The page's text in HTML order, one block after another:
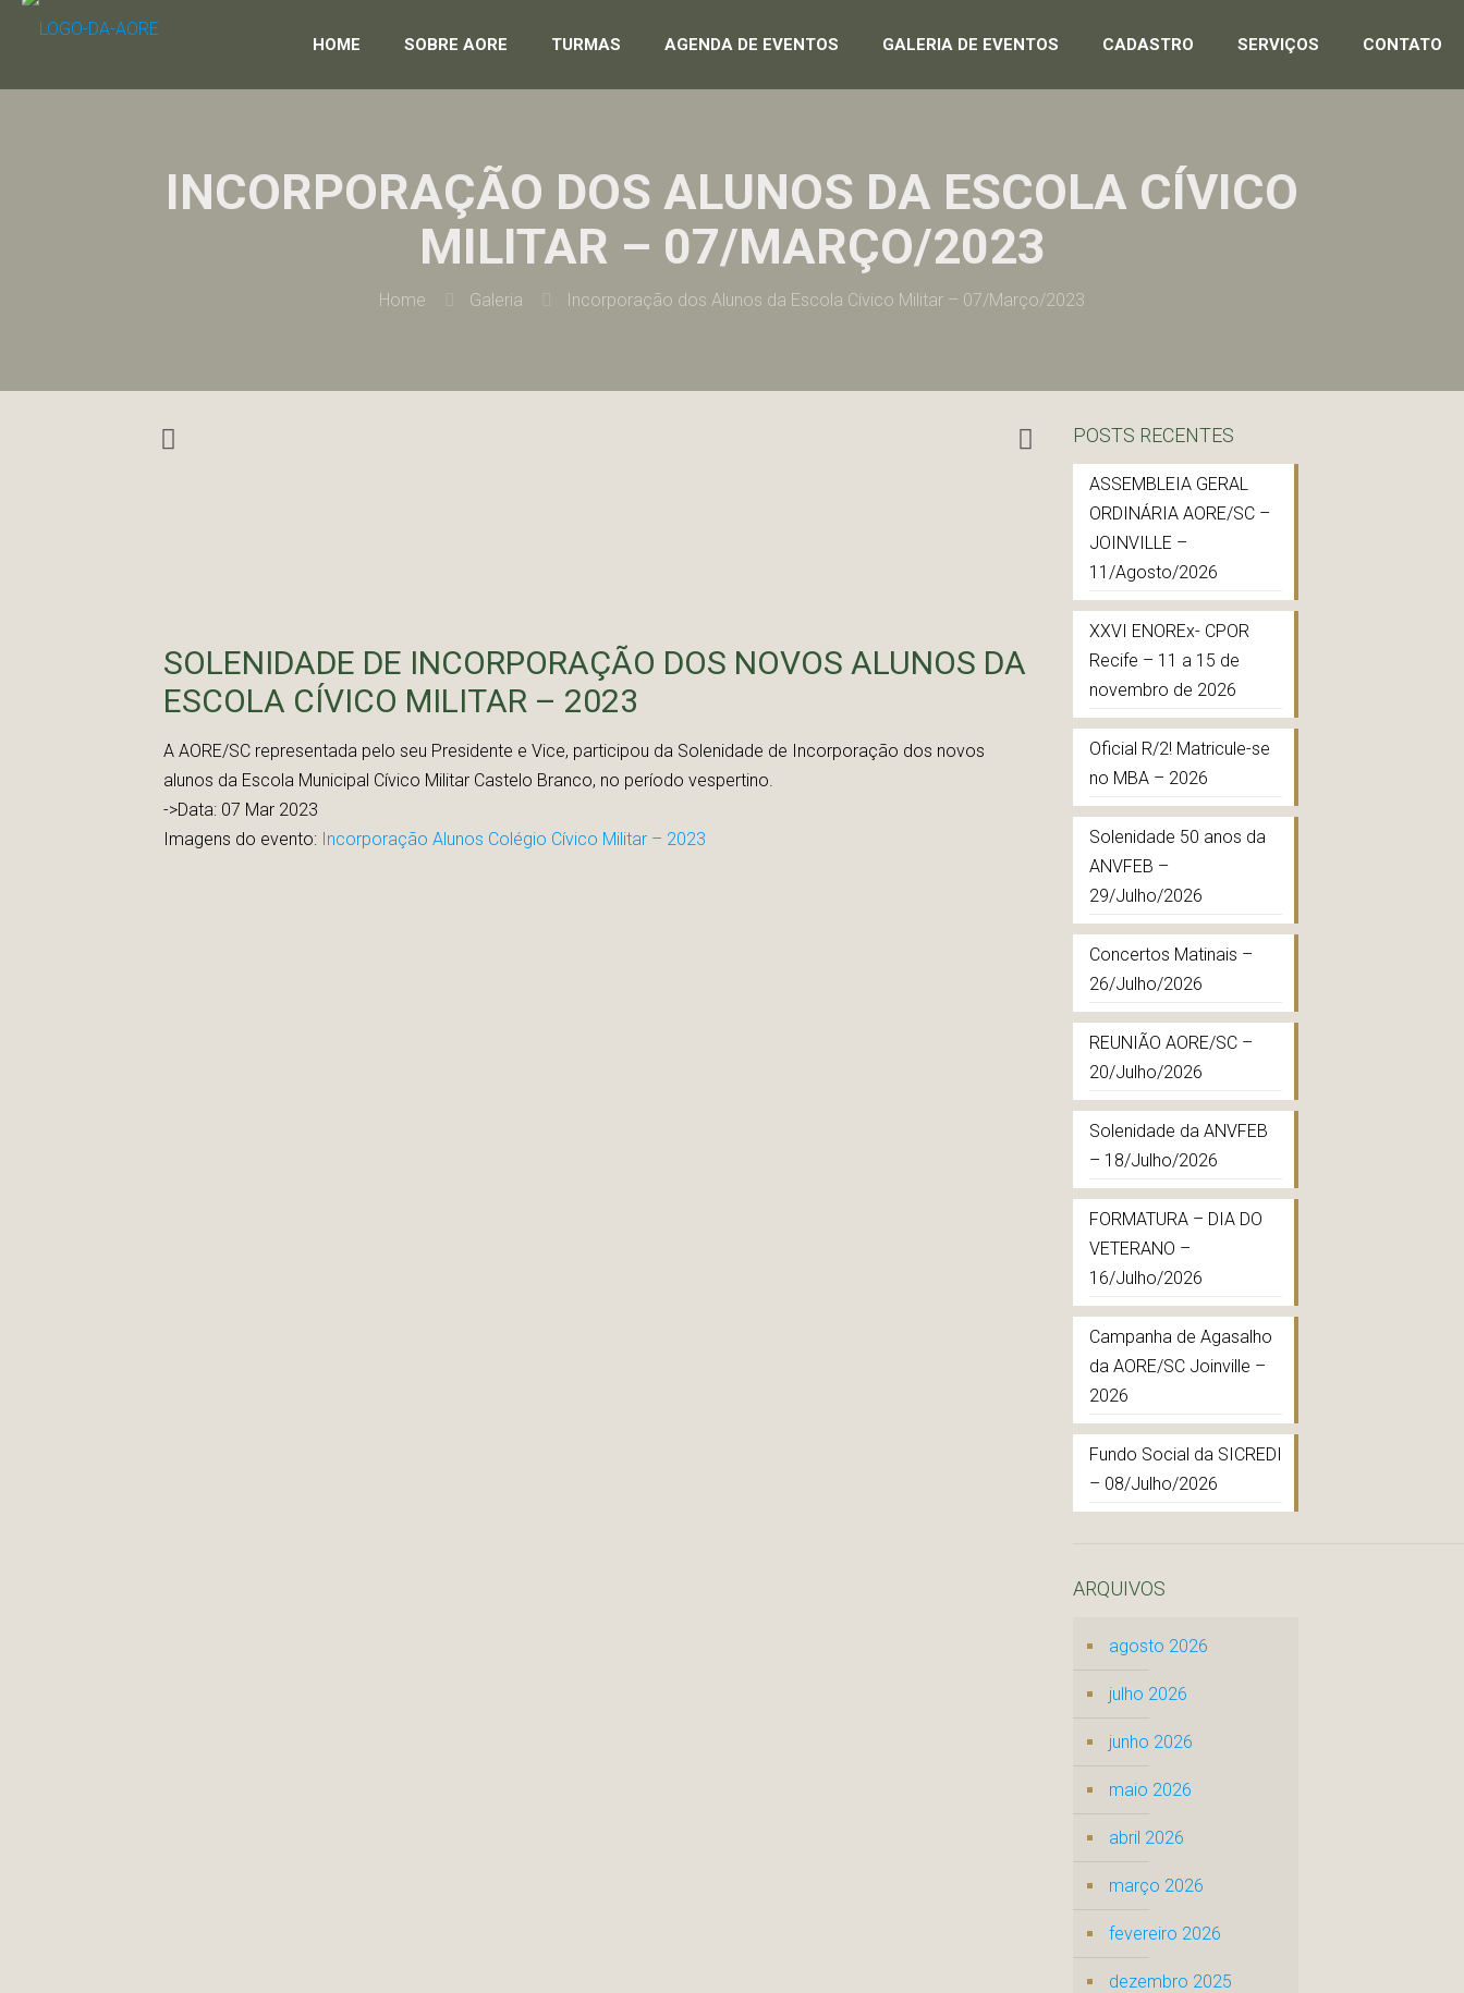
HOME SOBRE AORE TURMAS AGENDA DE EVENTOS GALERIA DE EVENTOS CADASTRO SERVIÇOS CONTATO
INCORPORAÇÃO DOS ALUNOS DA ESCOLA CÍVICO
MILITAR – 07/MARÇO/2023
Home Galeria Incorporação dos Alunos da Escola Cívico Militar – 07/Março/2023
SOLENIDADE DE INCORPORAÇÃO DOS NOVOS ALUNOS DA
ESCOLA CÍVICO MILITAR – 2023
A AORE/SC representada pelo seu Presidente e Vice, participou da Solenidade de Incorporação dos novos
alunos da Escola Municipal Cívico Militar Castelo Branco, no período vespertino.
->Data: 07 Mar 2023
Imagens do evento: Incorporação Alunos Colégio Cívico Militar – 2023
POSTS RECENTES
ASSEMBLEIA GERAL
ORDINÁRIA AORE/SC –
JOINVILLE –
11/Agosto/2026
XXVI ENOREx- CPOR
Recife – 11 a 15 de
novembro de 2026
Oficial R/2! Matricule-se
no MBA – 2026
Solenidade 50 anos da
ANVFEB –
29/Julho/2026
Concertos Matinais –
26/Julho/2026
REUNIÃO AORE/SC –
20/Julho/2026
Solenidade da ANVFEB
– 18/Julho/2026
FORMATURA – DIA DO
VETERANO –
16/Julho/2026
Campanha de Agasalho
da AORE/SC Joinville –
2026
Fundo Social da SICREDI
– 08/Julho/2026
ARQUIVOS
agosto 2026
julho 2026
junho 2026
maio 2026
abril 2026
março 2026
fevereiro 2026
dezembro 2025